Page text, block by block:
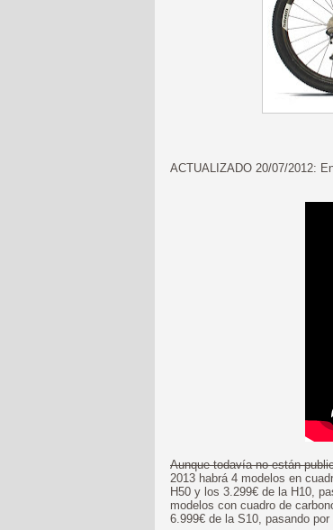
ACTUALIZADO 20/07/2012:
Aunque todavía no están
2013 habrá 4 modelos en
H50 y los 3.299€ de la H10,
modelos con cuadro de
6.999€ de la S10, pasando